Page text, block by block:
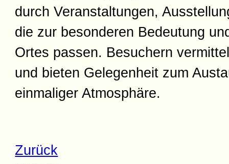
durch Veranstaltungen,
die zur besonderen Bedeutung
Ortes passen. Besuchern
und bieten Gelegenheit zum
einmaliger Atmosphäre.
Zurück